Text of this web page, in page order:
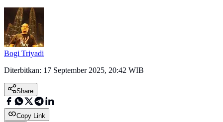
Bogi Triyadi
Diterbitkan: 17 September 2025, 20:42 WIB
Share
Copy Link